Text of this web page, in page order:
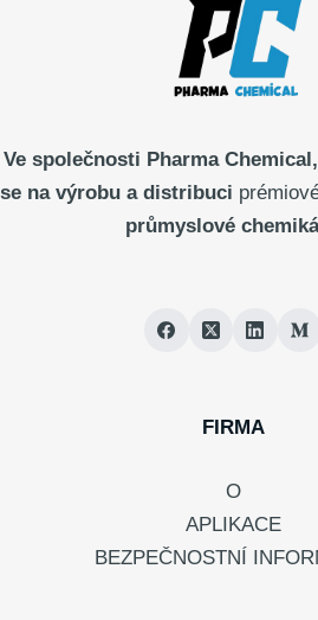
Ve společnosti Pharma
se na výrobu a distribuci
průmyslové
FIRMA
O
APLIKACE
BEZPEČNOSTNÍ